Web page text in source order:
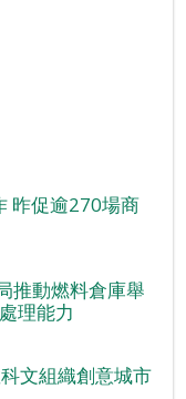
昨促逾270場商
推動燃料倉庫舉
理能力
文組織創意城市